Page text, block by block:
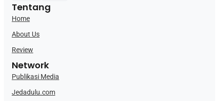
Tentang
Home
About Us
Review
Network
Publikasi Media
Jedadulu.com